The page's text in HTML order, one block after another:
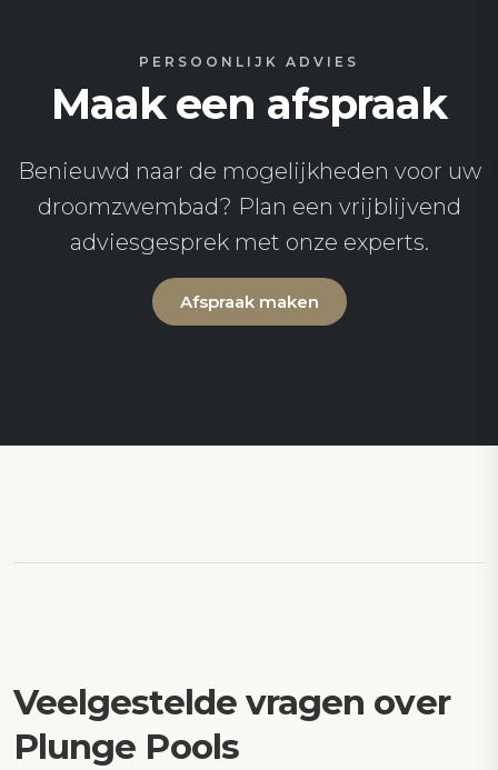
PERSOONLIJK ADVIES
Maak een afspraak
Benieuwd naar de mogelijkheden voor uw
droomzwembad? Plan een vrijblijvend
adviesgesprek met onze experts.
Afspraak maken
Veelgestelde vragen over
Plunge Pools